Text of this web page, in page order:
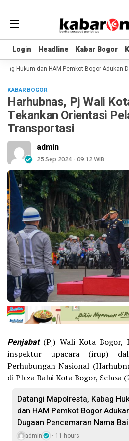
Login Headline Kabar Bogor
Login Headline Kabar Bogor
Hukum dan HAM Pemkot Bogor Adukan
KABAR BOGOR
Harhubnas, Pj Wali
Tekankan Orientasi
Transportasi
admin
25 Sep 2024 - 09:12 WIB
Penjabat(Pj) Wali Kota Bogor,
inspektur upacara (irup)
Perhubungan Nasional
di Plaza Balai Kota Bogor, Selasa
Datangi Mapolresta, Kabag
dan HAM Pemkot Bogor
Dugaan Pencemaran Nama
admin 11 hours